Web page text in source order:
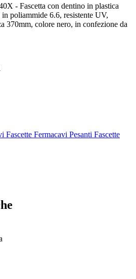
- Fascetta con dentino in plastica
poliammide 6.6, resistente UV,
370mm, colore nero, in confezione da
Fascette Fermacavi Pesanti Fascette